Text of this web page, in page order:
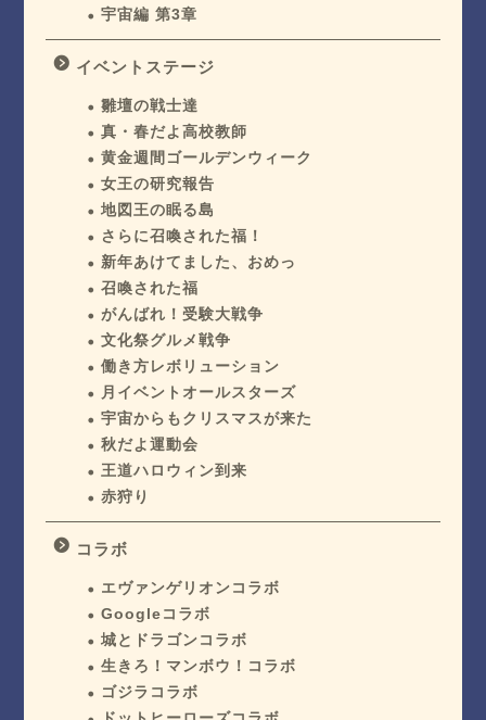
宇宙編 第3章
イベントステージ
雛壇の戦士達
真・春だよ高校教師
黄金週間ゴールデンウィーク
女王の研究報告
地図王の眠る島
さらに召喚された福！
新年あけてました、おめっ
召喚された福
がんばれ！受験大戦争
文化祭グルメ戦争
働き方レボリューション
月イベントオールスターズ
宇宙からもクリスマスが来た
秋だよ運動会
王道ハロウィン到来
赤狩り
コラボ
エヴァンゲリオンコラボ
Googleコラボ
城とドラゴンコラボ
生きろ！マンボウ！コラボ
ゴジラコラボ